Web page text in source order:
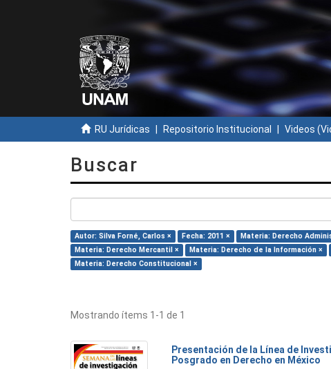
RU Jurídicas Repositorio Institucional Videos
Buscar
Autor: Silva Forné, Carlos × Fecha: 2011 × Materia: Derecho
Materia: Derecho Mercantil ×
Materia: Derecho de la Información ×
Materia: Derecho Constitucional ×
Mostrando ítems 1-1 de 1
Presentación de la Línea de
Posgrado en Derecho en México